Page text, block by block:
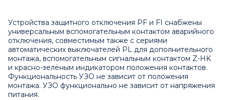
Устройства защитного отключения PF и FI снабжены
универсальным вспомогательным контактом аварийного
отключения, совместимым также с сериями
автоматических выключателей PL для дополнительного
монтажа, вспомогательным сигнальным контактом Z-HK
и красно-зелёным индикатором положения контактов.
Функциональность УЗО не зависит от положения
монтажа. УЗО функционально не зависит от напряжения
питания.